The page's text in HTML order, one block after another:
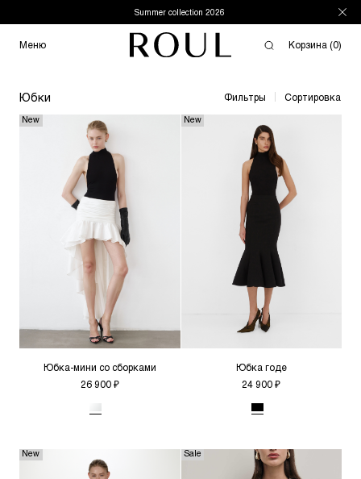
Меню
Юбки Фильтры Сортировка
New
Юбка-мини со сборками
26 900 ₽
New
Юбка годе
24 900 ₽
New Sale
СКИДКА 5% НА ПЕРВЫЙ ЗАКАЗ!
Подпишитесь на нашу рассылку прямо сейчас и
получите промокод -5% на первую покупку